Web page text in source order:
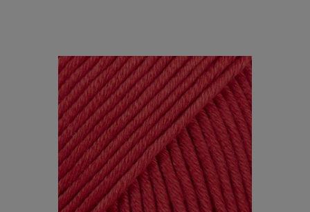
do koszyka